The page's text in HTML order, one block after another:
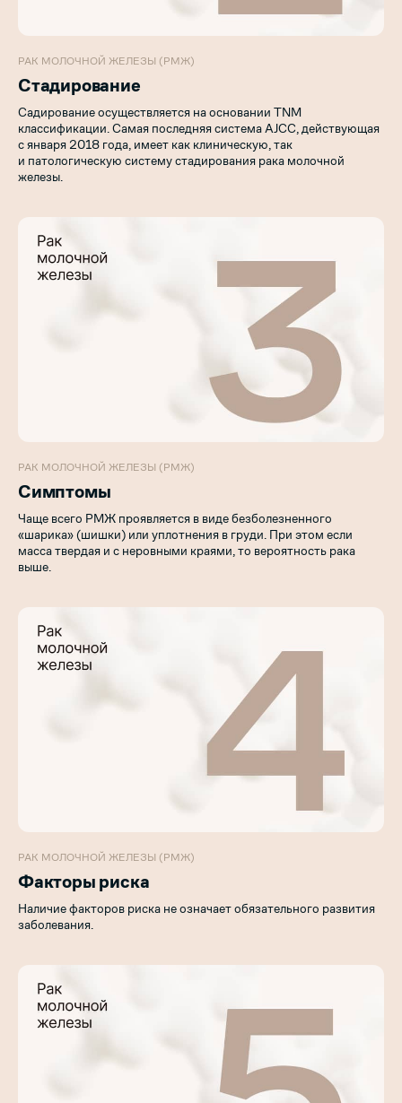
РАК МОЛОЧНОЙ ЖЕЛЕЗЫ (РМЖ)
Стадирование
Садирование осуществляется на основании TNM
классификации. Самая последняя система AJCC, действующая
с января 2018 года, имеет как клиническую, так
и патологическую систему стадирования рака молочной
железы.
РАК МОЛОЧНОЙ ЖЕЛЕЗЫ (РМЖ)
Симптомы
Чаще всего РМЖ проявляется в виде безболезненного
«шарика» (шишки) или уплотнения в груди. При этом если
масса твердая и с неровными краями, то вероятность рака
выше.
РАК МОЛОЧНОЙ ЖЕЛЕЗЫ (РМЖ)
Факторы риска
Наличие факторов риска не означает обязательного развития
заболевания.